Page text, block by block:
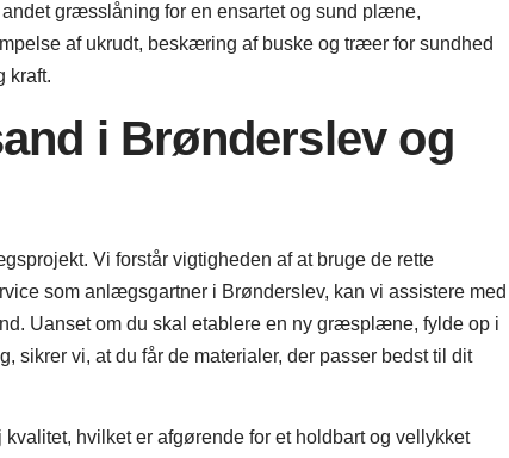
græsslåning for en ensartet og sund plæne,
af ukrudt, beskæring af buske og træer for sundhed
kraft.
i Brønderslev og
Vi forstår vigtigheden af at bruge de rette
som anlægsgartner i Brønderslev, kan vi assistere med
Uanset om du skal etablere en ny græsplæne, fylde op i
sikrer vi, at du får de materialer, der passer bedst til dit
hvilket er afgørende for et holdbart og vellykket